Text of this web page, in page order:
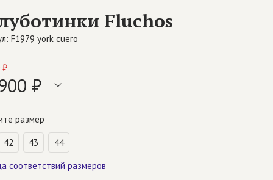
Другое
Fluchos
F1979 york cuero
₽
₽
размер
42 43 44
соответствий размеров